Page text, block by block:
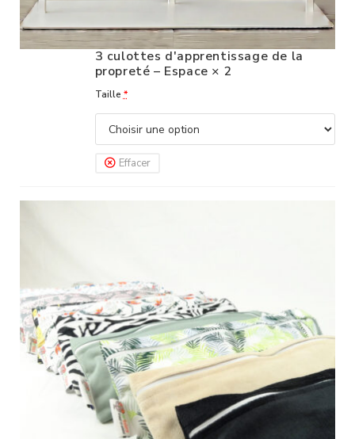
3 culottes d'apprentissage de la
propreté – Espace × 2
Taille*
Effacer